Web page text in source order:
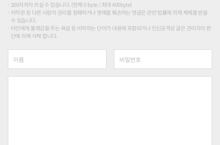
200자까지 쓰실 수 있습니다. (현재 0 byte / 최대 400byte)
저작권 등 다른 사람의 권리를 침해하거나 명예를 훼손하는 댓글은 관련 법률에 의해 제재를 받을
수 있습니다.
타인에게 불쾌감을 주는 욕설 등 비하하는 단어가 내용에 포함되거나 인신공격성 글은 관리자의 판
단에 의해 삭제 합니다.